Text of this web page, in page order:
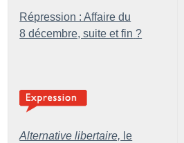
Répression : Affaire du
8 décembre, suite et fin ?
Alternative libertaire, le